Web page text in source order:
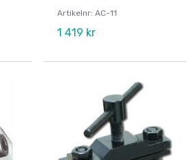
Artikelnr: AC-11
1 419 kr